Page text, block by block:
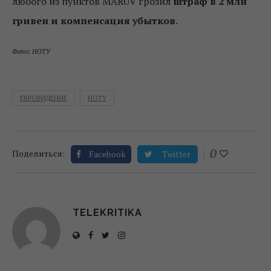
гривен и компенсация убытков.
Фото: НОТУ
ЕВРОВИДЕНИЕ НОТУ
Поделиться: Facebook Twitter 0
TELEKRITIKA